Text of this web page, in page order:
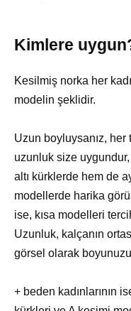
Kimlere
Kesilmiş norka her
modelin şeklidir.
Uzun boyluysanız,
uzunluk size uygundur,
altı kürklerde hem de
modellerde harika
ise, kısa modelleri
Uzunluk, kalçanın
görsel olarak boyunuzu
+ beden kadınlarının